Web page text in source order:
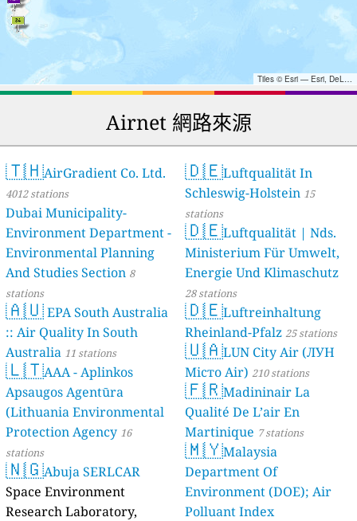
Airnet 網路來源
🇹🇭AirGradient Co. Ltd.
4012 stations
Dubai Municipality-
Environment Department -
Environmental Planning
And Studies Section 8
stations
🇦🇺EPA South Australia
:: Air Quality In South
Australia 11 stations
🇱🇹AAA - Aplinkos
Apsaugos Agentūra
(Lithuania Environmental
Protection Agency 16
stations
🇳🇬Abuja SERLCAR
Space Environment
Research Laboratory,
🇩🇪Luftqualität In
Schleswig-Holstein 15
stations
🇩🇪Luftqualität | Nds.
Ministerium Für Umwelt,
Energie Und Klimaschutz
28 stations
🇩🇪Luftreinhaltung
Rheinland-Pfalz 25 stations
🇺🇦LUN City Air (ЛУН
Місто Air) 210 stations
🇫🇷Madininair La
Qualité De L’air En
Martinique 7 stations
🇲🇾Malaysia
Department Of
Environment (DOE); Air
Polluant Index